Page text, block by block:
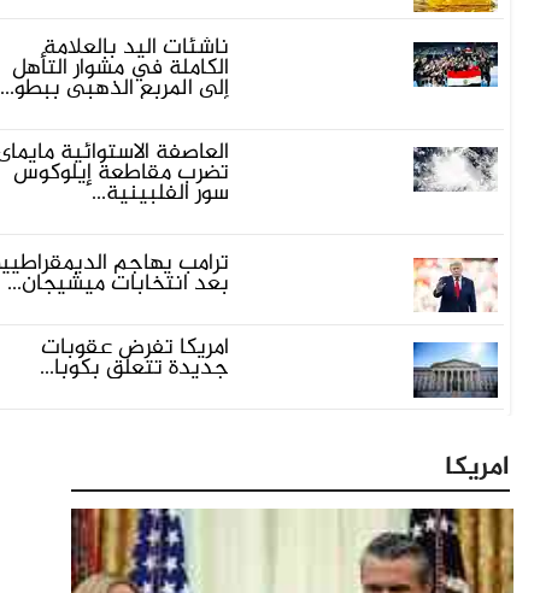
ناشئات اليد بالعلامة
الكاملة في مشوار التأهل
إلي المربع الذهبي ببطو...
العاصفة الاستوائية مايماى
تضرب مقاطعة إيلوكوس
سور الفلبينية...
ترامب يهاجم الديمقراطيين
بعد انتخابات ميشيجان...
أمريكا تفرض عقوبات
جديدة تتعلق بكوبا...
امريكا